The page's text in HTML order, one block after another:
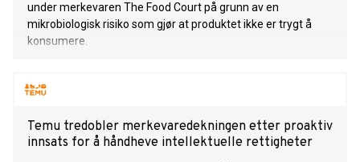
under merkevaren The Food Court på grunn av en
mikrobiologisk risiko som gjør at produktet ikke er trygt å
konsumere.
Temu tredobler merkevaredekningen etter proaktiv
innsats for å håndheve intellektuelle rettigheter